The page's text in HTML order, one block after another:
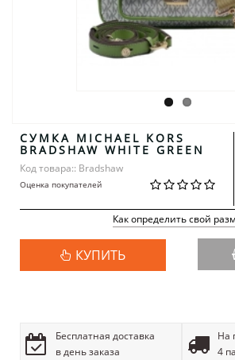
СУМКА MICHAEL KORS
BRADSHAW WHITE GREEN
Код товара:: Bradshaw
Оценка покупателей
Как определить свой
КУПИТЬ
Бесплатная доставка
в день заказа
На
4